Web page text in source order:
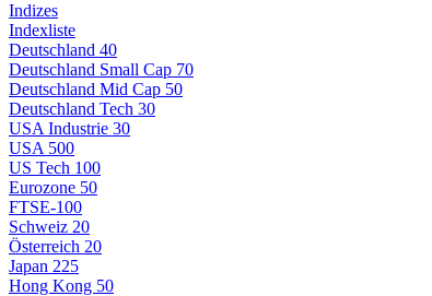
Indizes
Indexliste
Deutschland 40
Deutschland Small Cap 70
Deutschland Mid Cap 50
Deutschland Tech 30
USA Industrie 30
USA 500
US Tech 100
Eurozone 50
FTSE-100
Schweiz 20
Österreich 20
Japan 225
Hong Kong 50